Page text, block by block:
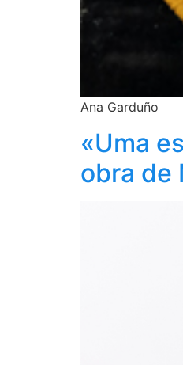
Ana Garduño
«Uma
obra de